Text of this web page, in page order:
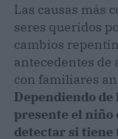
Las causas más
seres queridos
cambios
antecedentes de
con familiares
Dependiendo de
presente el niño
detectar si tiene